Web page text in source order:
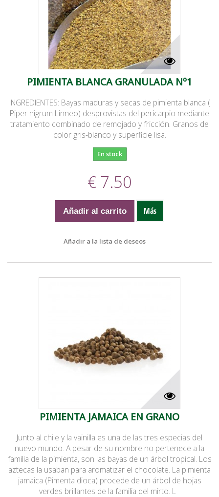
PIMIENTA BLANCA GRANULADA Nº1
INGREDIENTES: Bayas maduras y secas de pimienta blanca (
Piper nigrum Linneo) desprovistas del pericarpio mediante
tratamiento combinado de remojado y fricción. Granos de
color gris-blanco y superficie lisa.
En stock
€ 7.50
Añadir al carrito Más
Añadir a la lista de deseos
PIMIENTA JAMAICA EN GRANO
Junto al chile y la vainilla es una de las tres especias del
nuevo mundo. A pesar de su nombre no pertenece a la
familia de la pimienta, son las bayas de un árbol tropical. Los
aztecas la usaban para aromatizar el chocolate. La pimienta
jamaica (Pimenta dioca) procede de un árbol de hojas
verdes brillantes de la familia del mirto. L